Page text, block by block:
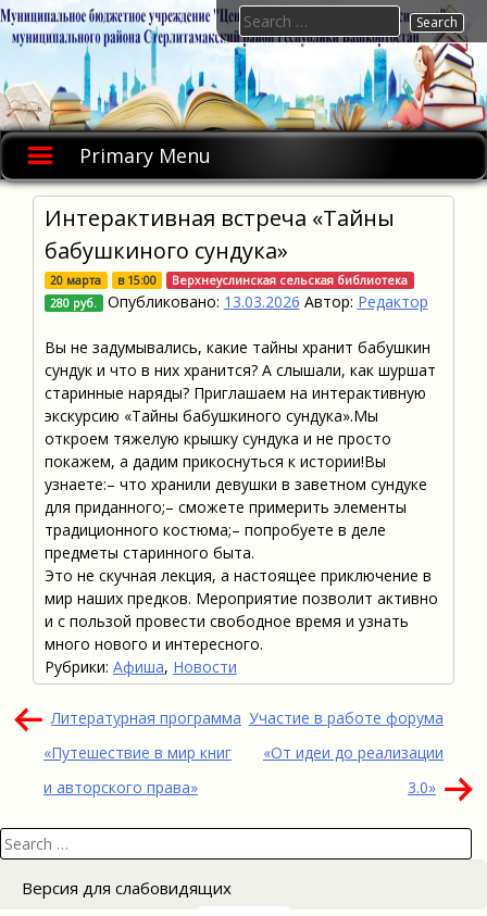
Skip
to
Primary Menu
Search
for:
Интерактивная встреча «Тайны
бабушкиного сундука»
20 марта в15:00
Верхнеуслинская сельская библиотека
280 руб.
Опубликовано: 13.03.2026 Автор: Редактор
Вы не задумывались, какие тайны хранит бабушкин
сундук и что в них хранится? А слышали, как шуршат
старинные наряды? Приглашаем на интерактивную
экскурсию «Тайны бабушкиного сундука».Мы
откроем тяжелую крышку сундука и не просто
покажем, а дадим прикоснуться к истории!Вы
узнаете:– что хранили девушки в заветном сундуке
для приданного;– сможете примерить элементы
традиционного костюма;– попробуете в деле
предметы старинного быта.
Это не скучная лекция, а настоящее приключение в
мир наших предков. Мероприятие позволит активно
и с пользой провести свободное время и узнать
много нового и интересного.
Рубрики: Афиша, Новости
Навигация
по
Литературная программа
«Путешествие в мир книг
и авторского права»
Участие в работе форума
«От идеи до реализации
3.0»
Search
for:
Версия для слабовидящих